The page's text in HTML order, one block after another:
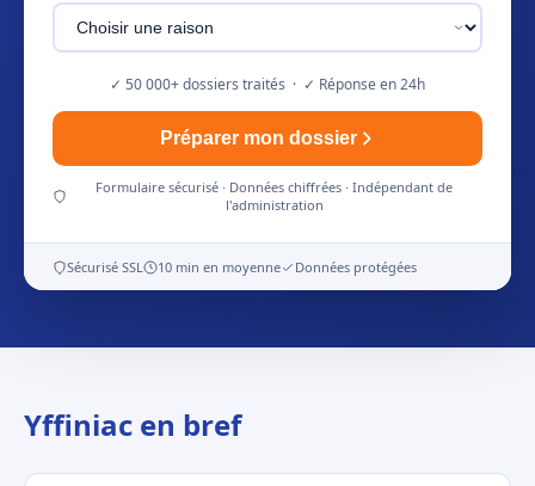
✓ 50 000+ dossiers traités · ✓ Réponse en 24h
Préparer mon dossier
Formulaire sécurisé · Données chiffrées · Indépendant de
l'administration
Sécurisé SSL 10 min en moyenne Données protégées
Yffiniac en bref